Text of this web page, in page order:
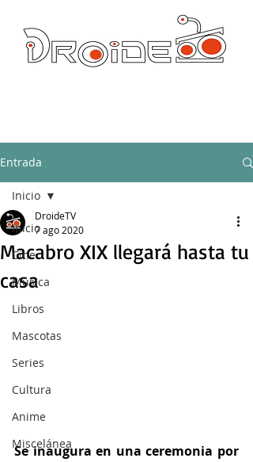
Entrada
Inicio
Cine
Música
Libros
Mascotas
Series
Cultura
Anime
Miscelánea
Inicio
Macabro XIX llegará hasta tu
casa
DroideTV
7 ago 2020
Se inaugura en una ceremonia por